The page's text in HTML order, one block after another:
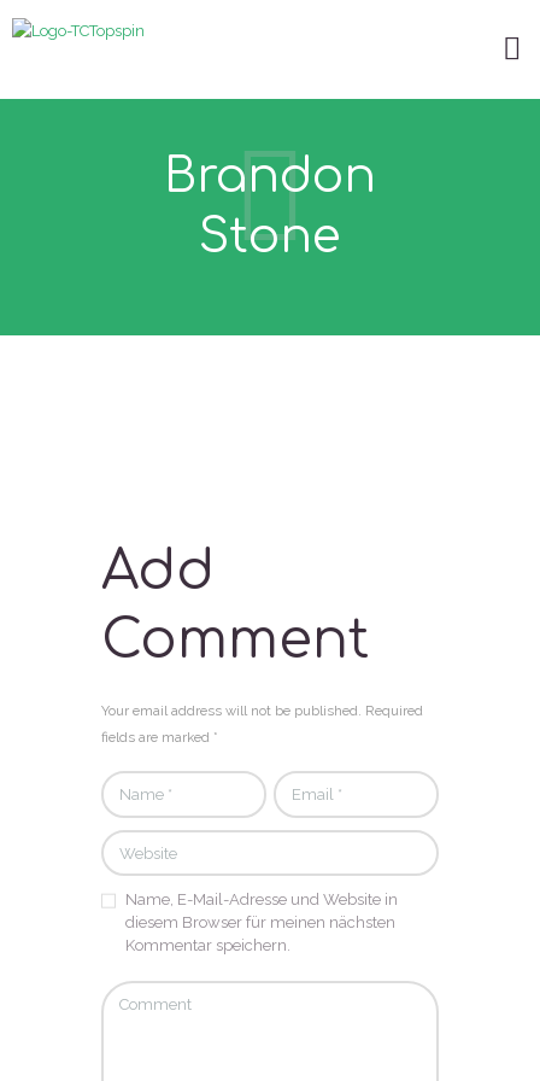
Brandon
Stone
Add
Comment
Your email address will not be published. Required
fields are marked *
Name, E-Mail-Adresse und Website in
diesem Browser für meinen nächsten
Kommentar speichern.